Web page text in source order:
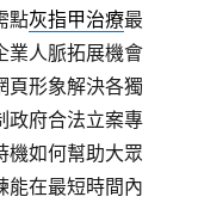
點灰指甲治療最
業人脈拓展機會
頁形象解決各獨
政府合法立案專
機如何幫助大眾
能在最短時間內